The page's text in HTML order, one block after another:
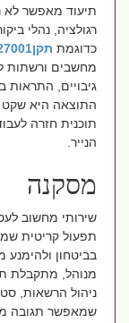
תיעוד מאפשר לא
רגולציה, נהלי
כדוגמתתקן27001
מחשבים ורשתות
גיבויים, התראות
התוצאה היא שקט
תוכנית חזרה
הנייר.
מסקנה
שירותי מחשוב
תפעול קריטית
בביטחון ולהימנע
מנוהל, מתקבלת
ניהול הרשאות,
שמאפשר תגובה